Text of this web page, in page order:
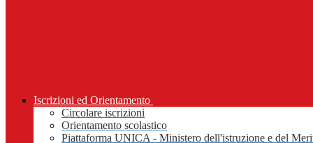
Iscrizioni ed Orientamento
Circolare iscrizioni
Orientamento scolastico
Piattaforma UNICA - Ministero dell'istruzione e del